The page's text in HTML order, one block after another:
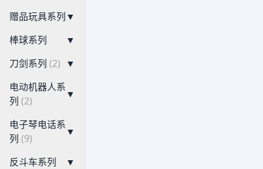
赠品玩具系列▼
棒球系列
▼
刀剑系列 (2) ▼
电动机器人系
列 (2)
▼
电子琴电话系
列 (9)
▼
反斗车系列
▼